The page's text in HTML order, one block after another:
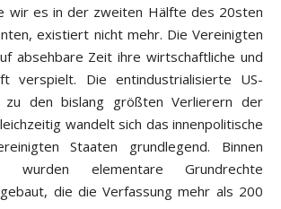
wir es in der zweiten Hälfte des 20sten
existiert nicht mehr. Die Vereinigten
absehbare Zeit ihre wirtschaftliche und
verspielt. Die entindustrialisierte US-
zu den bislang größten Verlierern der
wandelt sich das innenpolitische
Staaten grundlegend. Binnen
wurden elementare Grundrechte
die die Verfassung mehr als 200